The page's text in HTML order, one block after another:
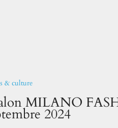
& culture
MILANO
2024